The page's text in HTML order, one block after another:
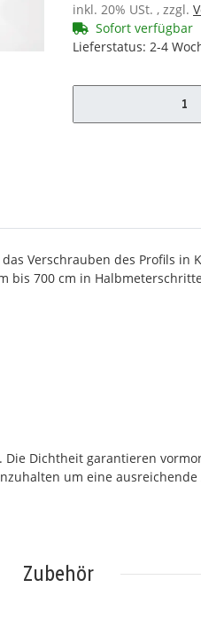
inkl. 20% USt. , zzgl.
Sofort verfügbar
Lieferstatus: 2-4
Verschrauben des Profils
700 cm in
Dichtheit garantieren
um eine
Zubehör